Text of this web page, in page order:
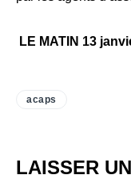
LE MATIN 13
acaps
LAISSER